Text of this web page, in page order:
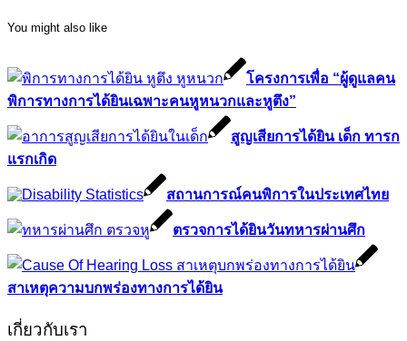
You might also like
โครงการเพื่อ “ผู้ดูแลคน
พิการทางการได้ยินเฉพาะคนหูหนวกและหูตึง”
สูญเสียการได้ยิน เด็ก ทารก
แรกเกิด
สถานการณ์คนพิการในประเทศไทย
ตรวจการได้ยินวันทหารผ่านศึก
สาเหตุความบกพร่องทางการได้ยิน
เกี่ยวกับเรา